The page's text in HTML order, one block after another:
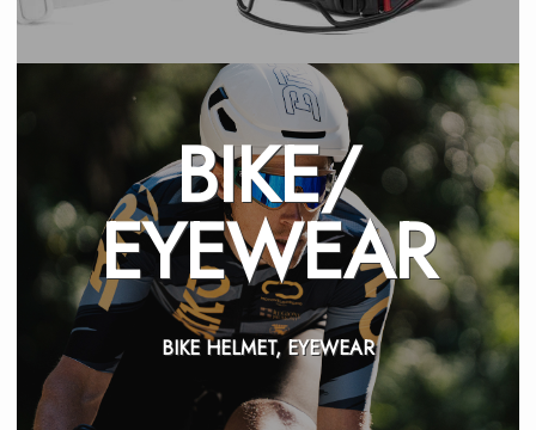
BIKE/
EYEWEAR
BIKE HELMET, EYEWEAR